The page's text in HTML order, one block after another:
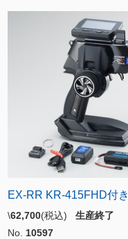
EX-RR KR-415FHD付
\62,700(税込) 生産終了
No. 10597